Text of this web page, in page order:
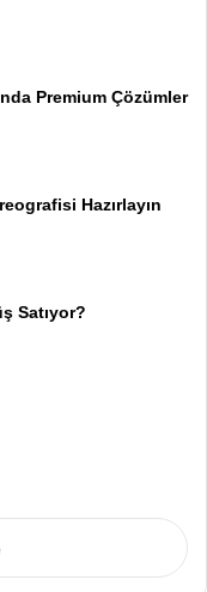
Premium Çözümler
Hazırlayın
Satıyor?